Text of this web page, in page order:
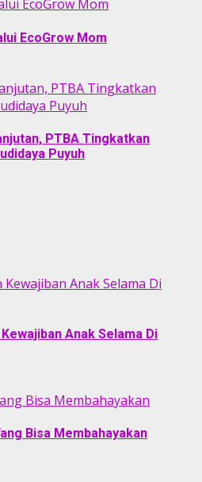
EcoGrow Mom
EcoGrow Mom
PTBA Tingkatkan
Puyuh
PTBA Tingkatkan
Puyuh
Anak Selama Di
Anak Selama Di
Bisa Membahayakan
Bisa Membahayakan